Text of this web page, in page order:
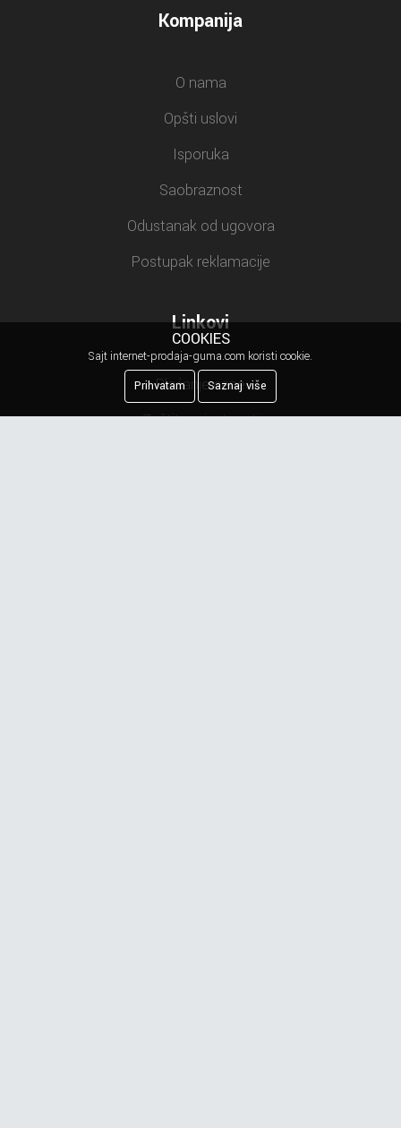
Kompanija
O nama
Opšti uslovi
Isporuka
Saobraznost
Odustanak od ugovora
Postupak reklamacije
Linkovi
Plaćanje cene
Zaštita privatnosti
COOKIES
Sajt internet-prodaja-guma.com koristi cookie.
Prihvatam
Saznaj više